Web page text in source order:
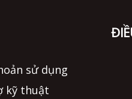
sử dụng
kỹ thuật